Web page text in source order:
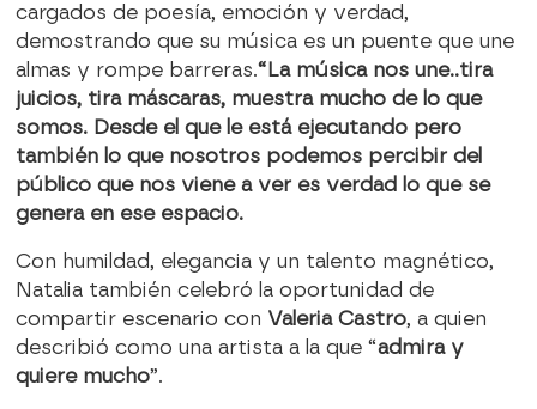
cargados de poesía, emoción y verdad,
demostrando que su música es un puente que une
almas y rompe barreras.“La música nos une..tira
juicios, tira máscaras, muestra mucho de lo que
somos. Desde el que le está ejecutando pero
también lo que nosotros podemos percibir del
público que nos viene a ver es verdad lo que se
genera en ese espacio.
Con humildad, elegancia y un talento magnético,
Natalia también celebró la oportunidad de
compartir escenario con Valeria Castro, a quien
describió como una artista a la que “admira y
quiere mucho”.